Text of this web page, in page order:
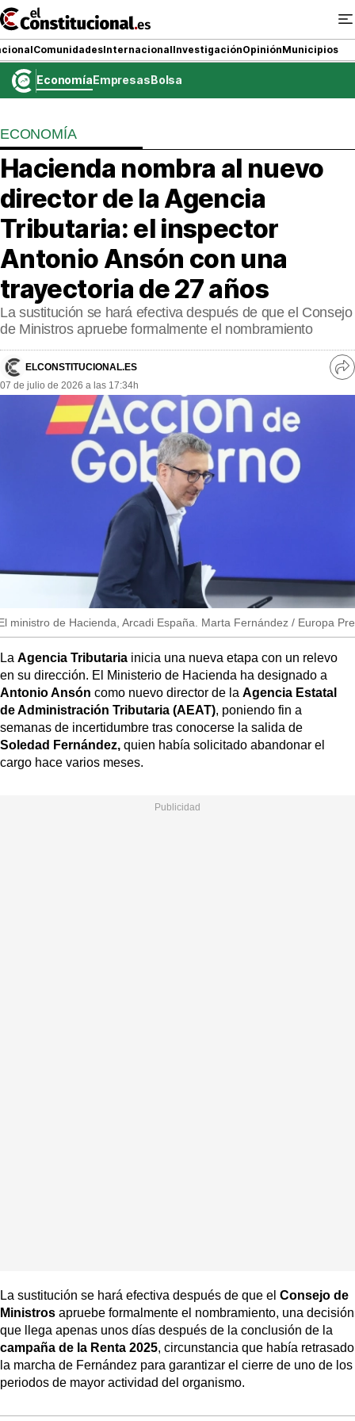
Ir
al
contenido
ComunidadesInternacionalInvestigaciónOpiniónMunicipios
COMUNIDADES
ElConstitucional TV
MásQueTele
ElConstitucional +
MásQueEstilo
MásQuePartidos
MásQueSucesos
MásQueMercados
JuicioExprés
INVESTIGACIÓN
INTERNACIONAL
EconomíaEmpresasBolsa
ECONOMÍA
Hacienda nombra al nuevo
director de la Agencia
Tributaria: el inspector
Antonio Ansón con una
trayectoria de 27 años
La sustitución se hará efectiva después de que el Consejo
de Ministros apruebe formalmente el nombramiento
ELCONSTITUCIONAL.ES
07 de julio de 2026 a las 17:34h
ministro de Hacienda, Arcadi España. Marta Fernández / Europa
La Agencia Tributaria inicia una nueva etapa con un relevo
en su dirección. El Ministerio de Hacienda ha designado a
Antonio Ansón como nuevo director de la Agencia Estatal
de Administración Tributaria (AEAT), poniendo fin a
semanas de incertidumbre tras conocerse la salida de
Soledad Fernández, quien había solicitado abandonar el
cargo hace varios meses.
La sustitución se hará efectiva después de que el Consejo de
Ministros apruebe formalmente el nombramiento, una decisión
que llega apenas unos días después de la conclusión de la
campaña de la Renta 2025, circunstancia que había retrasado
la marcha de Fernández para garantizar el cierre de uno de los
periodos de mayor actividad del organismo.